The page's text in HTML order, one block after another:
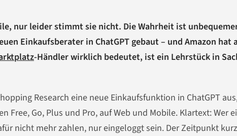
nur leider stimmt sie nicht. Die Wahrheit ist
Einkaufsberater in ChatGPT gebaut – und Amazon hat
-Händler wirklich bedeutet, ist ein Lehrstück in
Research eine neue Einkaufsfunktion in ChatGPT
Free, Go, Plus und Pro, auf Web und Mobile. Klartext: Wer
nicht mehr zahlen, nur eingeloggt sein. Der Zeitpunkt